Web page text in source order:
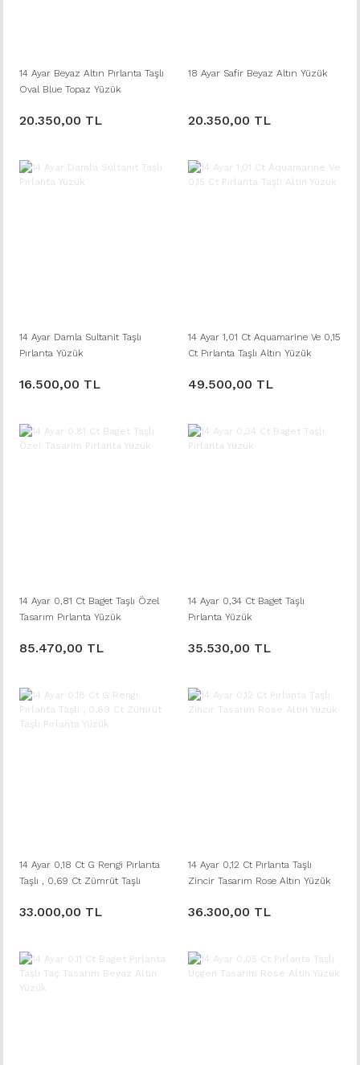
14 Ayar Beyaz Altın Pırlanta Taşlı
Oval Blue Topaz Yüzük
20.350,00 TL
18 Ayar Safir Beyaz Altın Yüzük
20.350,00 TL
14 Ayar Damla Sultanit Taşlı
Pırlanta Yüzük
16.500,00 TL
14 Ayar 1,01 Ct Aquamarine Ve 0,15
Ct Pırlanta Taşlı Altın Yüzük
49.500,00 TL
14 Ayar 0,81 Ct Baget Taşlı Özel
Tasarım Pırlanta Yüzük
85.470,00 TL
14 Ayar 0,34 Ct Baget Taşlı
Pırlanta Yüzük
35.530,00 TL
14 Ayar 0,18 Ct G Rengi Pırlanta
Taşlı , 0,69 Ct Zümrüt Taşlı
33.000,00 TL
14 Ayar 0,12 Ct Pırlanta Taşlı
Zincir Tasarım Rose Altın Yüzük
36.300,00 TL